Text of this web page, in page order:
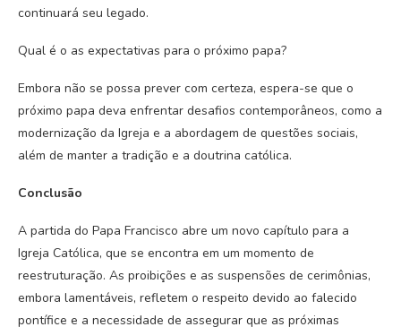
continuará seu legado.
Qual é o as expectativas para o próximo papa?
Embora não se possa prever com certeza, espera-se que o
próximo papa deva enfrentar desafios contemporâneos, como a
modernização da Igreja e a abordagem de questões sociais,
além de manter a tradição e a doutrina católica.
Conclusão
A partida do Papa Francisco abre um novo capítulo para a
Igreja Católica, que se encontra em um momento de
reestruturação. As proibições e as suspensões de cerimônias,
embora lamentáveis, refletem o respeito devido ao falecido
pontífice e a necessidade de assegurar que as próximas